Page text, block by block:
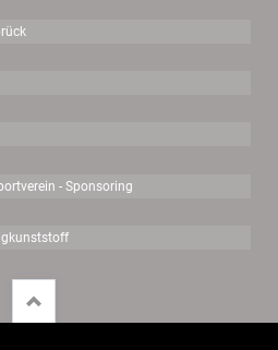
- Sponsoring